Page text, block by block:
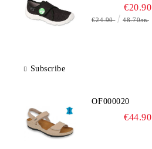
€20.90
€24.90 48.70лв.
Subscribe
OF000020
€44.90